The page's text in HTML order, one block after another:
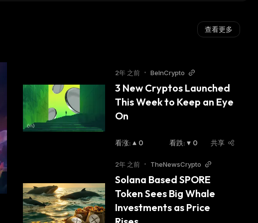
查看更多
2年 之前 • BeInCrypto
3 New Cryptos Launched
This Week to Keep an Eye
On
看涨: 0 看跌: 0 共享
2年 之前 • TheNewsCrypto
Solana Based SPORE
Token Sees Big Whale
Investments as Price